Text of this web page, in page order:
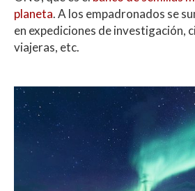
planeta. A los empadronados se
en expediciones de investigación,
viajeras, etc.